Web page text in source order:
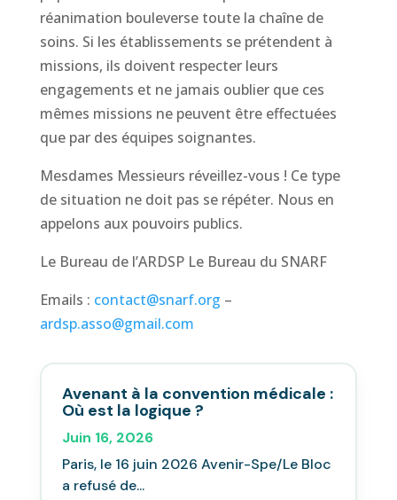
réanimation bouleverse toute la chaîne de
soins. Si les établissements se prétendent à
missions, ils doivent respecter leurs
engagements et ne jamais oublier que ces
mêmes missions ne peuvent être effectuées
que par des équipes soignantes.
Mesdames Messieurs réveillez-vous ! Ce type
de situation ne doit pas se répéter. Nous en
appelons aux pouvoirs publics.
Le Bureau de l’ARDSP Le Bureau du SNARF
Emails : contact@snarf.org –
ardsp.asso@gmail.com
Avenant à la convention médicale :
Où est la logique ?
Juin 16, 2026
Paris, le 16 juin 2026 Avenir-Spe/Le Bloc
a refusé de...